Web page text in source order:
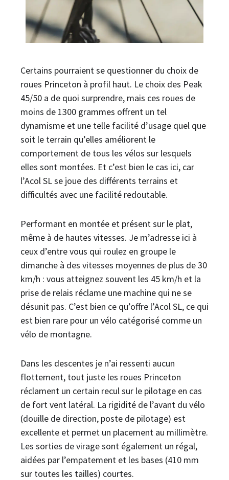
Certains pourraient se questionner du choix de
roues Princeton à profil haut. Le choix des Peak
45/50 a de quoi surprendre, mais ces roues de
moins de 1300 grammes offrent un tel
dynamisme et une telle facilité d’usage quel que
soit le terrain qu’elles améliorent le
comportement de tous les vélos sur lesquels
elles sont montées. Et c’est bien le cas ici, car
l’Acol SL se joue des différents terrains et
difficultés avec une facilité redoutable.
Performant en montée et présent sur le plat,
même à de hautes vitesses. Je m’adresse ici à
ceux d’entre vous qui roulez en groupe le
dimanche à des vitesses moyennes de plus de 30
km/h : vous atteignez souvent les 45 km/h et la
prise de relais réclame une machine qui ne se
désunit pas. C’est bien ce qu’offre l’Acol SL, ce qui
est bien rare pour un vélo catégorisé comme un
vélo de montagne.
Dans les descentes je n’ai ressenti aucun
flottement, tout juste les roues Princeton
réclament un certain recul sur le pilotage en cas
de fort vent latéral. La rigidité de l’avant du vélo
(douille de direction, poste de pilotage) est
excellente et permet un placement au millimètre.
Les sorties de virage sont également un régal,
aidées par l’empatement et les bases (410 mm
sur toutes les tailles) courtes.